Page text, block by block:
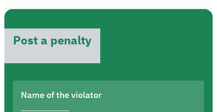
Post a penalty
Name of the violator